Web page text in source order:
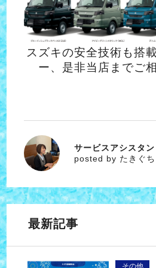
スズキの安全技術も搭
ー、是非当店までご
たきぐち
サービスアシスタン
posted by たきぐち
最新記事